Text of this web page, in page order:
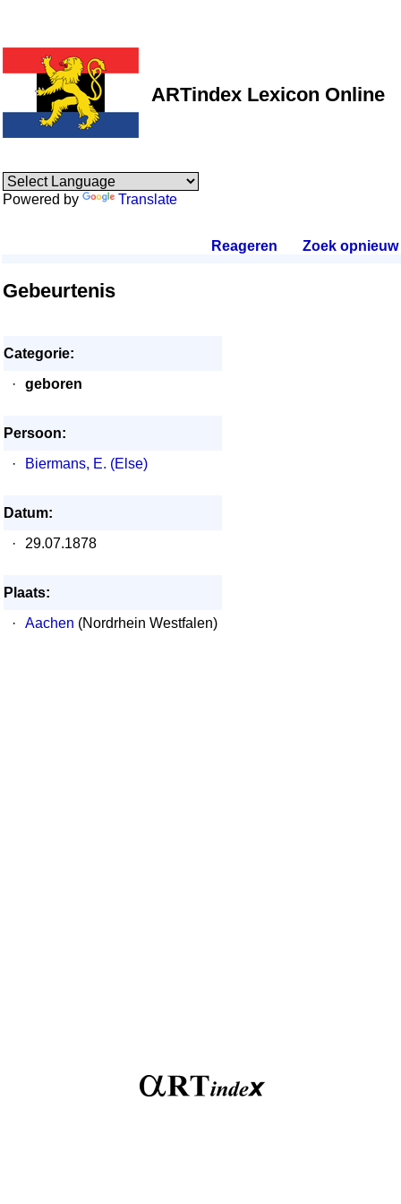
ARTindex Lexicon Online
Powered by Translate
Reageren Zoek opnieuw.
Gebeurtenis
Categorie:
·
geboren
Persoon:
·
Biermans, E. (Else)
Datum:
·
29.07.1878
Plaats:
·
Aachen (Nordrhein Westfalen)